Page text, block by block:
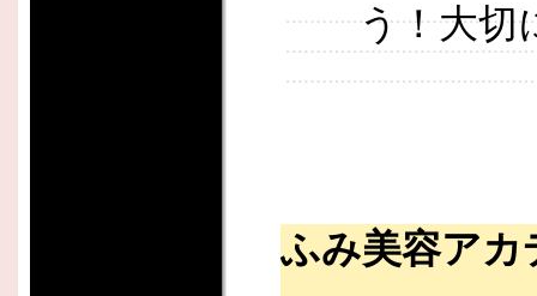
う！大切
ふみ美容アカ